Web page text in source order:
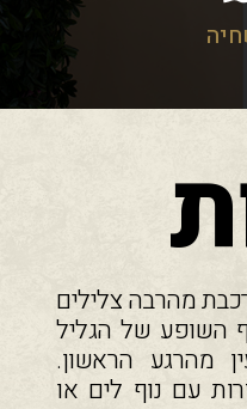
מהרבה צלילים
השופע של הגליל
מהרגע הראשון.
עם נוף לים או